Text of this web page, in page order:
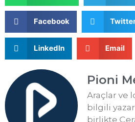
Facebook
LinkedIn Email
Pioni
Araçlar ve
bilgili
birlikte